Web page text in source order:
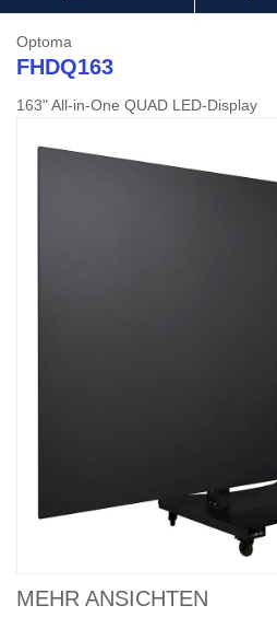
Optoma
FHDQ163
163" All-in-One QUAD LED-Display
MEHR ANSICHTEN